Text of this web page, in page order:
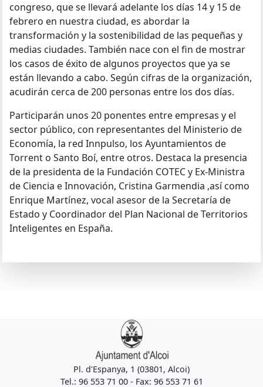
congreso, que se llevará adelante los días 14 y 15 de
febrero en nuestra ciudad, es abordar la
transformación y la sostenibilidad de las pequeñas y
medias ciudades. También nace con el fin de mostrar
los casos de éxito de algunos proyectos que ya se
están llevando a cabo. Según cifras de la organización,
acudirán cerca de 200 personas entre los dos días.
Participarán unos 20 ponentes entre empresas y el
sector público, con representantes del Ministerio de
Economía, la red Innpulso, los Ayuntamientos de
Torrent o Santo Boí, entre otros. Destaca la presencia
de la presidenta de la Fundación COTEC y Ex-Ministra
de Ciencia e Innovación, Cristina Garmendia ,así como
Enrique Martínez, vocal asesor de la Secretaría de
Estado y Coordinador del Plan Nacional de Territorios
Inteligentes en España.
Pl. d'Espanya, 1 (03801, Alcoi)
Tel.: 96 553 71 00 - Fax: 96 553 71 61